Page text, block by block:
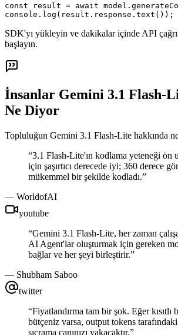
const result = await
console.log(result.response.text());
SDK'yı yükleyin ve dakikalar içinde API
başlayın.
İnsanlar Gemini 3.1 Flash-
Ne Diyor
Topluluğun Gemini 3.1 Flash-Lite hakkında
“3.1 Flash-Lite'ın kodlama yeteneği ön
için şaşırtıcı derecede iyi; 360 derece
mükemmel bir şekilde kodladı.”
— WorldofAI
youtube
“Gemini 3.1 Flash-Lite, her zaman
AI Agent'lar oluşturmak için gereken
bağlar ve her şeyi birleştirir.”
— Shubham Saboo
twitter
“Fiyatlandırma tam bir şok. Eğer kısıtlı
bütçeniz varsa, output tokens
sıçrama canınızı yakacaktır.”